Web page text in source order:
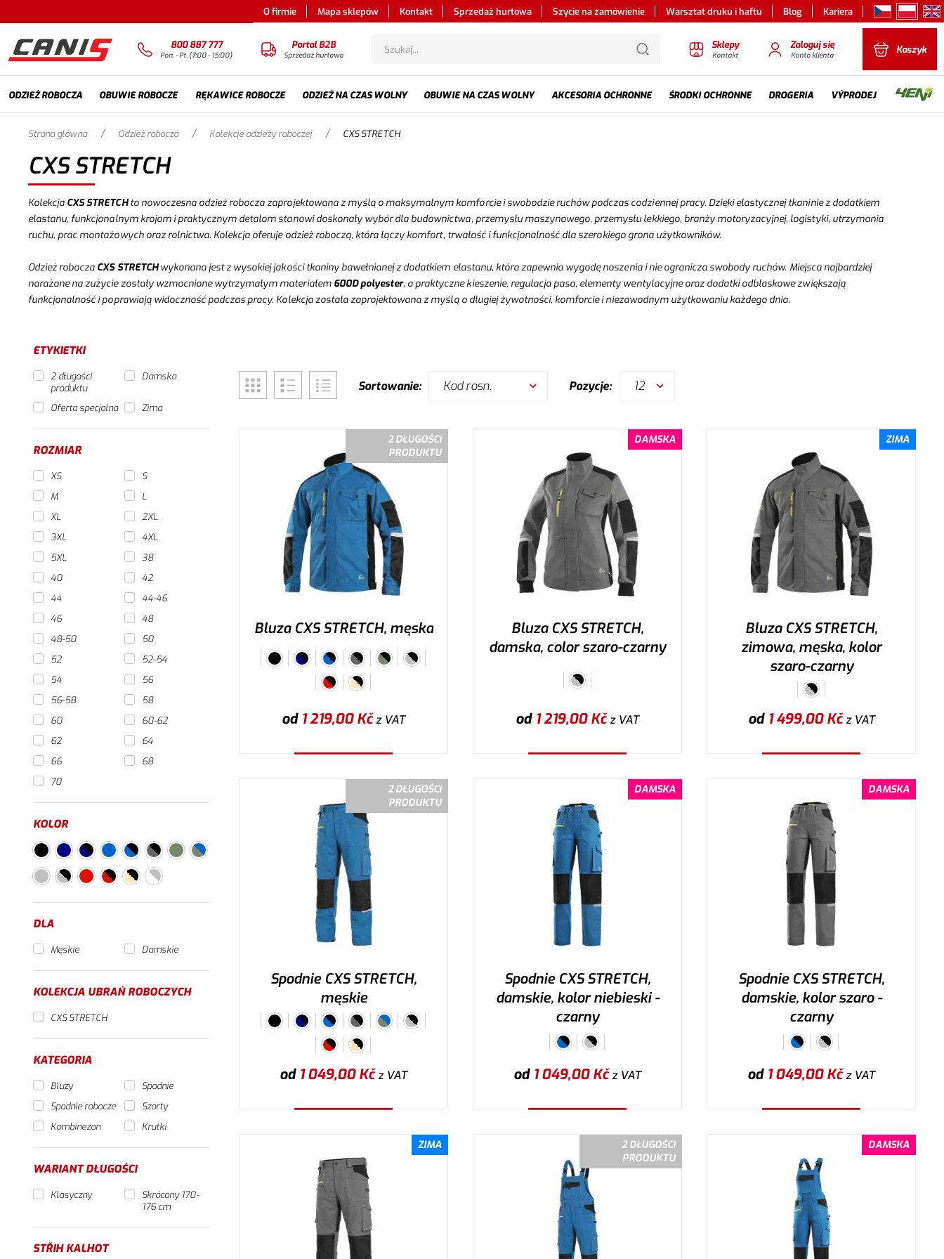
O firmie Mapa sklepów Kontakt Sprzedaż hurtowa Szycie na zamówienie Warsztat druku i haftu Blog Kariera
800 887 777
Pon. - Pt. (7:00 - 15:00)
Portal B2B
Sprzedaż hurtowa
Sklepy
Kontakt
Zaloguj się
Konto klienta Koszyk
ODZIEŻ ROBOCZA OBUWIE ROBOCZE RĘKAWICE ROBOCZE ODZIEŻ NA CZAS WOLNY OBUWIE NA CZAS WOLNY AKCESORIA OCHRONNE ŚRODKI OCHRONNE DROGERIA VÝPRODEJ
Strona główna / Odzież robocza / Kolekcje odzieży roboczej / CXS STRETCH
CXS STRETCH
Kolekcja CXS STRETCHto nowoczesna odzież robocza zaprojektowana z myślą o maksymalnym komforcie i swobodzie ruchów podczas codziennej pracy. Dzięki elastycznej tkaninie z dodatkiem
elastanu, funkcjonalnym krojom i praktycznym detalom stanowi doskonały wybór dla budownictwa, przemysłu maszynowego, przemysłu lekkiego, branży motoryzacyjnej, logistyki, utrzymania
ruchu, prac montażowych oraz rolnictwa. Kolekcja oferuje odzież roboczą, która łączy komfort, trwałość i funkcjonalność dla szerokiego grona użytkowników.
Odzież robocza CXS STRETCHwykonana jest z wysokiej jakości tkaniny bawełnianej z dodatkiem elastanu, która zapewnia wygodę noszenia i nie ogranicza swobody ruchów. Miejsca najbardziej
narażone na zużycie zostały wzmocnione wytrzymałym materiałem 600D polyester, a praktyczne kieszenie, regulacja pasa, elementy wentylacyjne oraz dodatki odblaskowe zwiększają
funkcjonalność i poprawiają widoczność podczas pracy. Kolekcja została zaprojektowana z myślą o długiej żywotności, komforcie i niezawodnym użytkowaniu każdego dnia.
ETYKIETKI
2 długości
produktu
Damska
Oferta specjalna Zima
ROZMIAR
XS
S
M
L
XL
2XL
3XL
4XL
5XL
38
40
42
44
44-46
46
48
48-50
50
52
52-54
54
56
56-58
58
60
60-62
62
64
66
68
70
KOLOR
DLA
Męskie Damskie
KOLEKCJA UBRAŃ ROBOCZYCH
CXS STRETCH
KATEGORIA
Bluzy
Spodnie
Spodnie robocze
Szorty
Kombinezon
Krutki
WARIANT DŁUGOŚCI
Klasyczny
Skrócony 170-
176 cm
STŘIH KALHOT
Sortowanie: Kod rosn. Pozycje: 12
2 DŁUGOŚCI
PRODUKTU
Bluza CXS STRETCH, męska
od 1 219,00Kčz VAT
DAMSKA
Bluza CXS STRETCH,
damska, color szaro-czarny
od 1 219,00Kčz VAT
ZIMA
Bluza CXS STRETCH,
zimowa, męska, kolor
szaro-czarny
od 1 499,00Kčz VAT
2 DŁUGOŚCI
PRODUKTU
Spodnie CXS STRETCH,
męskie
od 1 049,00Kčz VAT
DAMSKA
Spodnie CXS STRETCH,
damskie, kolor niebieski -
czarny
od 1 049,00Kčz VAT
DAMSKA
Spodnie CXS STRETCH,
damskie, kolor szaro -
czarny
od 1 049,00Kčz VAT
ZIMA
2 DŁUGOŚCI
PRODUKTU
DAMSKA